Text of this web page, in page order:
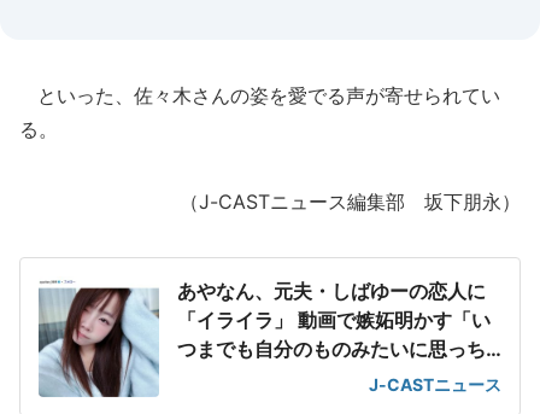
といった、佐々木さんの姿を愛でる声が寄せられてい
る。
（J-CASTニュース編集部 坂下朋永）
あやなん、元夫・しばゆーの恋人に
「イライラ」 動画で嫉妬明かす「い
つまでも自分のものみたいに思っち
J-CASTニュース